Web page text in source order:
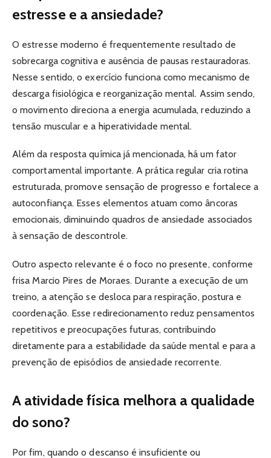
estresse e a ansiedade?
O estresse moderno é frequentemente resultado de
sobrecarga cognitiva e ausência de pausas restauradoras.
Nesse sentido, o exercício funciona como mecanismo de
descarga fisiológica e reorganização mental. Assim sendo,
o movimento direciona a energia acumulada, reduzindo a
tensão muscular e a hiperatividade mental.
Além da resposta química já mencionada, há um fator
comportamental importante. A prática regular cria rotina
estruturada, promove sensação de progresso e fortalece a
autoconfiança. Esses elementos atuam como âncoras
emocionais, diminuindo quadros de ansiedade associados
à sensação de descontrole.
Outro aspecto relevante é o foco no presente, conforme
frisa Marcio Pires de Moraes. Durante a execução de um
treino, a atenção se desloca para respiração, postura e
coordenação. Esse redirecionamento reduz pensamentos
repetitivos e preocupações futuras, contribuindo
diretamente para a estabilidade da saúde mental e para a
prevenção de episódios de ansiedade recorrente.
A atividade física melhora a qualidade
do sono?
Por fim, quando o descanso é insuficiente ou